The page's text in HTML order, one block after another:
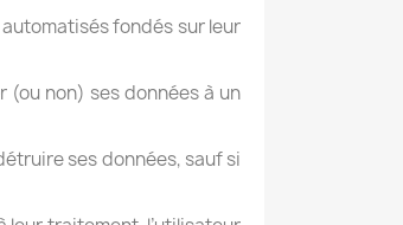
fondés sur leur
non) ses données à un
ses données, sauf si